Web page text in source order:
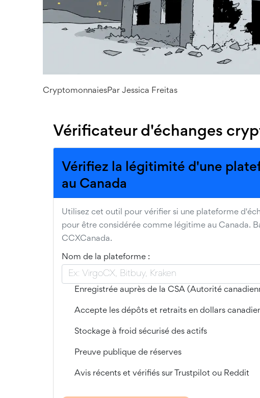
CryptomonnaiesPar Jessica Freitas
Vérificateur d'échanges
Vérifiez la légitimité d'une
au Canada
Utilisez cet outil pour vérifier si une plateforme
pour être considérée comme légitime au Canada.
CCXCanada.
Nom de la plateforme :
Enregistrée auprès de la CSA (Autorité
Accepte les dépôts et retraits en dollars
Stockage à froid sécurisé des actifs
Preuve publique de réserves
Avis récents et vérifiés sur Trustpilot ou Reddit